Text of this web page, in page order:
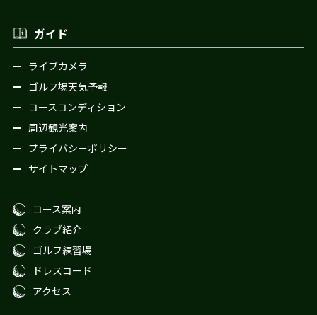
ガイド
ライブカメラ
ゴルフ場天気予報
コースコンディション
周辺観光案内
プライバシーポリシー
サイトマップ
コース案内
クラブ紹介
ゴルフ練習場
ドレスコード
アクセス